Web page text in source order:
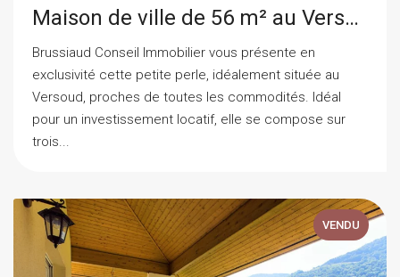
Maison de ville de 56 m² au Versoud
Brussiaud Conseil Immobilier vous présente en
exclusivité cette petite perle, idéalement située au
Versoud, proches de toutes les commodités. Idéal
pour un investissement locatif, elle se compose sur
trois...
VENDU